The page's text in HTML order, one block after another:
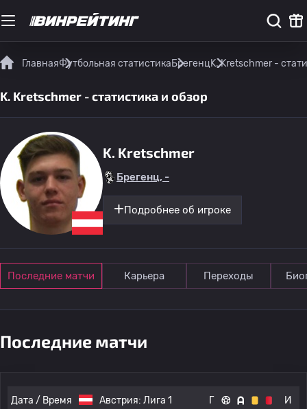
ГлавнаяФутбольная статистикаБрегенцK. Kretschmer -
K. Kretschmer - статистика и обзор
K. Kretschmer
Брегенц, -
Подробнее об игроке
Последние матчи Карьера Переходы
Последние матчи
Дата / Время Австрия: Лига 1 Г И